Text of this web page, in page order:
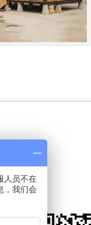
人员不在
，我们会